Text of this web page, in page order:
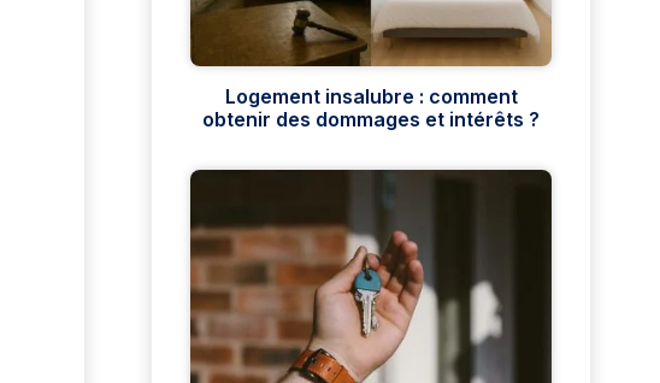
Logement insalubre : comment
obtenir des dommages et intérêts ?